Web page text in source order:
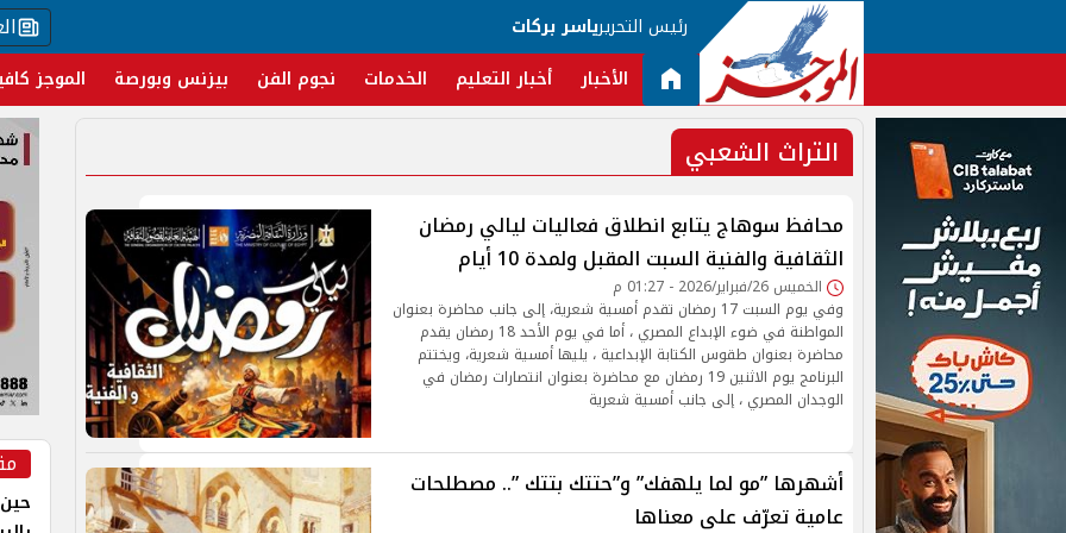
رئيس التحريرياسر بركات
الأخبار أخبار التعليم الخدمات نجوم الفن بيزنس وبورصة الموجز
التراث الشعبي
محافظ سوهاج يتابع انطلاق فعاليات ليالي رمضان
الثقافية والفنية السبت المقبل ولمدة 10 أيام
الخميس 26/فبراير/2026 - 01:27 م
وفي يوم السبت 17 رمضان تقدم أمسية شعرية، إلى جانب محاضرة بعنوان
المواطنة في ضوء الإبداع المصري ، أما في يوم الأحد 18 رمضان يقدم
محاضرة بعنوان طقوس الكتابة الإبداعية ، يليها أمسية شعرية، ويختتم
البرنامج يوم الاثنين 19 رمضان مع محاضرة بعنوان انتصارات رمضان في
الوجدان المصري ، إلى جانب أمسية شعرية
أشهرها ”مو لما يلهفك” و”حتتك بتتك ”.. مصطلحات
عامية تعرّف على معناها